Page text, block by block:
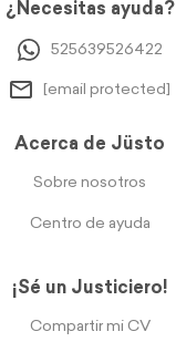
¿Necesitas ayuda?
525639526422
[email protected]
Acerca de Jüsto
Sobre nosotros
Centro de ayuda
¡Sé un Justiciero!
Compartir mi CV